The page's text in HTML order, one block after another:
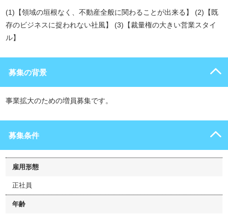
(1)【領域の垣根なく、不動産全般に関わることが出来る】 (2)【既
存のビジネスに捉われない社風】 (3)【裁量権の大きい営業スタイ
ル】
募集の背景
事業拡大のための増員募集です。
募集条件
雇用形態
正社員
年齢